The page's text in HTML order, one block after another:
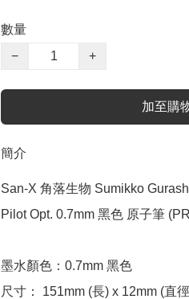
數量
−
+
加至購
簡介
San-X 角落生物 Sumikko
Pilot Opt. 0.7mm 黑色 原子筆
墨水顏色：0.7mm 黑色
尺寸： 151mm (長) x 12mm (直